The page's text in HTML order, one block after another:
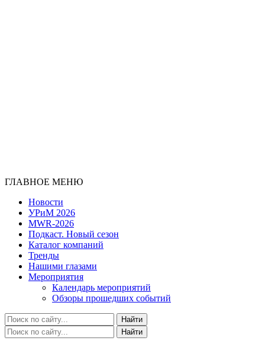
ГЛАВНОЕ МЕНЮ
Новости
УРиМ 2026
MWR-2026
Подкаст. Новый сезон
Каталог компаний
Тренды
Нашими глазами
Мероприятия
Календарь мероприятий
Обзоры прошедших событий